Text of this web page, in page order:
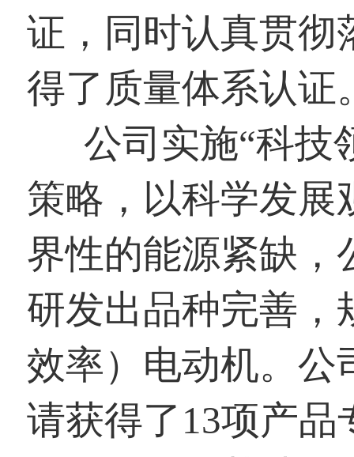
证，同时认真贯彻
得了质量体系认证
公司实施“科技
策略，以科学发展
界性的能源紧缺，
研发出品种完善，
效率）电动机。公
请获得了13项产